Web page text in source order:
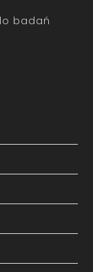
badań